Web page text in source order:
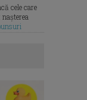
cele care